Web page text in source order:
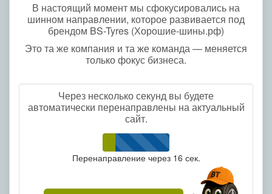
В настоящий момент мы сфокусировались на
шинном направлении, которое развивается под
брендом BS-Tyres (Хорошие-шины.рф)
Это та же компания и та же команда — меняется
только фокус бизнеса.
Через несколько секунд вы будете
автоматически перенаправлены на актуальный
сайт.
Перенаправление через 16 сек.